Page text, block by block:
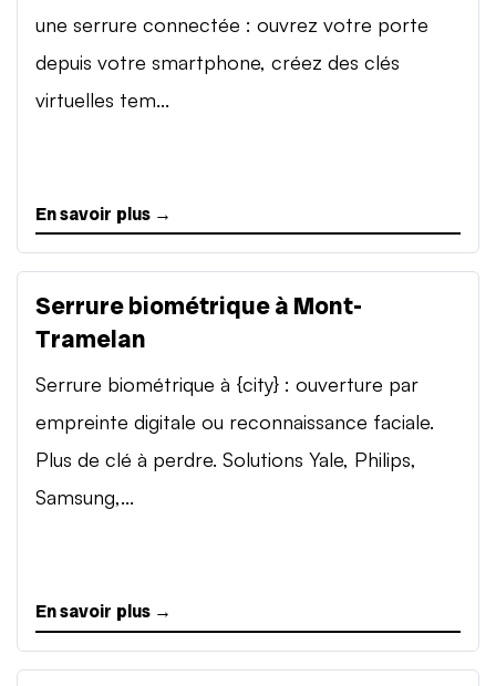
une serrure connectée : ouvrez votre porte
depuis votre smartphone, créez des clés
virtuelles tem...
En savoir plus →
Serrure biométrique à Mont-
Tramelan
Serrure biométrique à {city} : ouverture par
empreinte digitale ou reconnaissance faciale.
Plus de clé à perdre. Solutions Yale, Philips,
Samsung,...
En savoir plus →